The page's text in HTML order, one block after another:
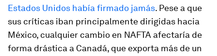
Estados Unidos había firmado jamás. Pese a que
sus críticas iban principalmente dirigidas hacia
México, cualquier cambio en NAFTA afectaría de
forma drástica a Canadá, que exporta más de un